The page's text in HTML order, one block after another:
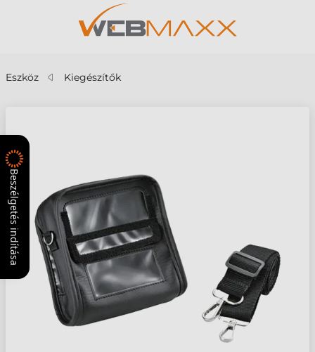
Eszköz Kiegészítők
Beszélgetés indítása